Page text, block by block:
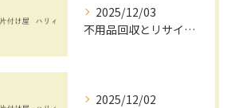
2025/12/03
不用品回収とリサイクルを茨城県で安心して依頼するためのチェックポイント
2025/12/02